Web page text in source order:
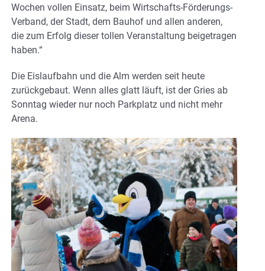
Wochen vollen Einsatz, beim Wirtschafts-Förderungs-
Verband, der Stadt, dem Bauhof und allen anderen,
die zum Erfolg dieser tollen Veranstaltung beigetragen
haben.“
Die Eislaufbahn und die Alm werden seit heute
zurückgebaut. Wenn alles glatt läuft, ist der Gries ab
Sonntag wieder nur noch Parkplatz und nicht mehr
Arena.